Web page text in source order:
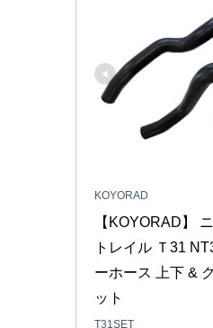
KOYORAD
【KOYORAD】
トレイル Ｔ31
ーホース 上下 &
ット
T31SET